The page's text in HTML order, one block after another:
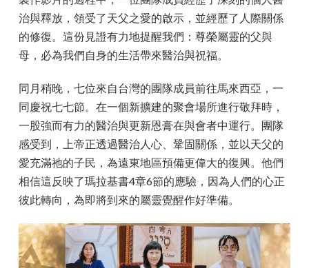
治與釋放，領受了天父之愛的啟示，並經歷了人際關係
的修復。這份見證有力地提醒我們：尊榮屬靈的父與
母，必為我們自身的生活帶來醫治與祝福。
同月稍晚，七位來自台灣的團隊成員前往馬來西亞，一
同慶祝七七節。在一個新擴建的聚會場所進行敬拜時，
一股強而有力的醫治與更新恩膏在與會者中運行。團隊
感受到，上帝正透過醫治人心、鞏固關係，並以天父的
愛充滿祂的子民，為遠東地區預備更偉大的復興。他們
相信這反映了瑪拉基書4章6節的應驗，因為人們的心正
彼此轉向，為即將到來的屬靈覺醒作好準備。